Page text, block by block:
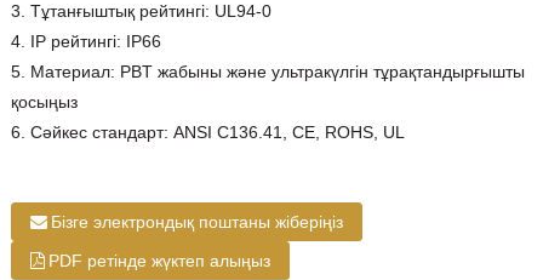
3. Тұтанғыштық рейтингі: UL94-0
4. IP рейтингі: IP66
5. Материал: PBT жабыны және ультракүлгін тұрақтандырғышты
қосыңыз
6. Сәйкес стандарт: ANSI C136.41, CE, ROHS, UL
Бізге электрондық поштаны жіберіңіз
PDF ретінде жүктеп алыңыз